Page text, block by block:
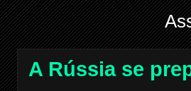
A Rússia se